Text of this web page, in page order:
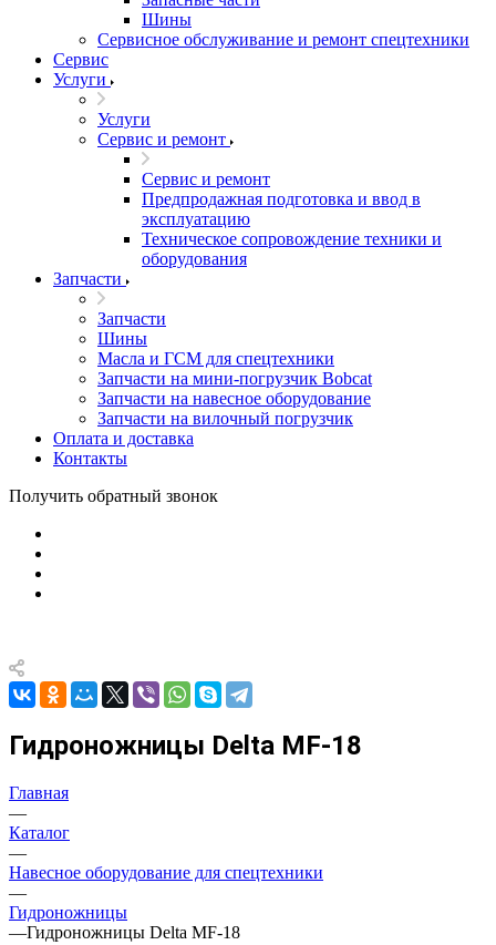
Шины
Сервисное обслуживание и ремонт спецтехники
Сервис
Услуги
Услуги
Сервис и ремонт
Сервис и ремонт
Предпродажная подготовка и ввод в
эксплуатацию
Техническое сопровождение техники и
оборудования
Запчасти
Запчасти
Шины
Масла и ГСМ для спецтехники
Запчасти на мини-погрузчик Bobcat
Запчасти на навесное оборудование
Запчасти на вилочный погрузчик
Оплата и доставка
Контакты
Получить обратный звонок
Гидроножницы Delta MF-18
Главная
—
Каталог
—
Навесное оборудование для спецтехники
—
Гидроножницы
—Гидроножницы Delta MF-18